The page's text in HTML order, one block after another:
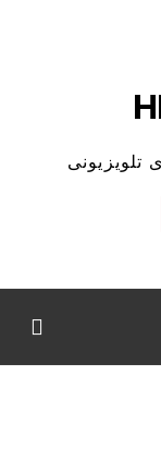
تلویزیونی